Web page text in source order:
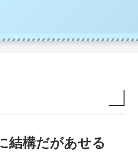
結構だがあせる